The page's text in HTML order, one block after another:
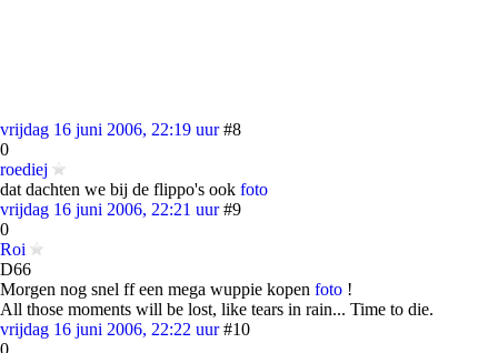
vrijdag 16 juni 2006, 22:19 uur #8
0
roediej
dat dachten we bij de flippo's ook foto
vrijdag 16 juni 2006, 22:21 uur #9
0
Roi
D66
Morgen nog snel ff een mega wuppie kopen foto !
All those moments will be lost, like tears in rain... Time to die.
vrijdag 16 juni 2006, 22:22 uur #10
0